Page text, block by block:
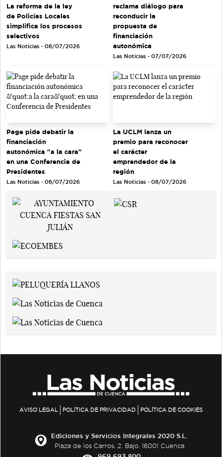
La reforma de la ley
de Policías Locales
simplifica los procesos
selectivos
Las Noticias - 08/07/2026
reclama diálogo para
reconducir la
propuesta de
financiación
autonómica
Las Noticias - 07/07/2026
Page pide debatir la
financiación
autonómica "a la cara"
en una Conferencia de
Presidentes
Las Noticias - 08/07/2026
La UCLM lanza un
premio para reconocer
el carácter
emprendedor de la
región
Las Noticias - 08/07/2026
AVISO LEGAL POLÍTICA DE PRIVACIDAD POLÍTICA DE COOKIES
Ediciones y Servicios Integrales 2020 S.L.
Plaza de los Carros, 2. Bajo. 16001 Cuenca